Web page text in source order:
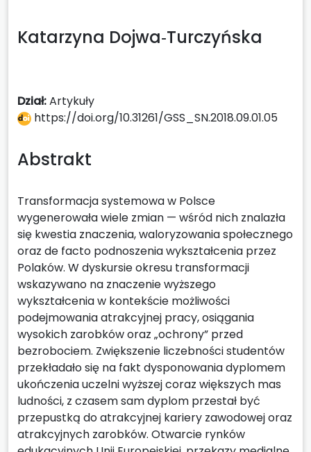
Katarzyna Dojwa‑Turczyńska
Dział:Artykuły
https://doi.org/10.31261/GSS_SN.2018.09.01.05
Abstrakt
Transformacja systemowa w Polsce
wygenerowała wiele zmian — wśród nich znalazła
się kwestia znaczenia, waloryzowania społecznego
oraz de facto podnoszenia wykształcenia przez
Polaków. W dyskursie okresu transformacji
wskazywano na znaczenie wyższego
wykształcenia w kontekście możliwości
podejmowania atrakcyjnej pracy, osiągania
wysokich zarobków oraz „ochrony” przed
bezrobociem. Zwiększenie liczebności studentów
przekładało się na fakt dysponowania dyplomem
ukończenia uczelni wyższej coraz większych mas
ludności, z czasem sam dyplom przestał być
przepustką do atrakcyjnej kariery zawodowej oraz
atrakcyjnych zarobków. Otwarcie rynków